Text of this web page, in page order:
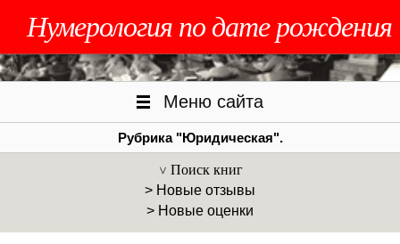
Нумерология по дате рождения
Меню сайта
Рубрика "Юридическая".
Поиск книг
> Новые отзывы
> Новые оценки